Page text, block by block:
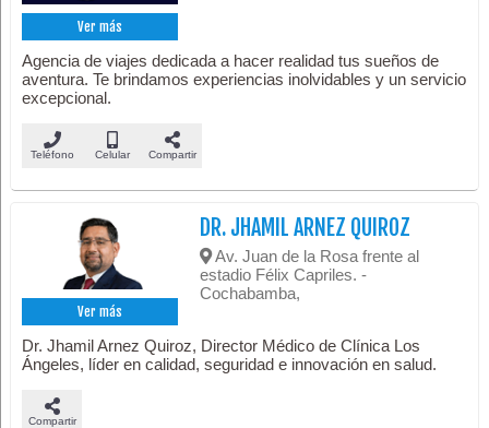
Ver más
Agencia de viajes dedicada a hacer realidad tus sueños de
aventura. Te brindamos experiencias inolvidables y un servicio
excepcional.
Teléfono Celular Compartir
Ver más
DR. JHAMIL ARNEZ QUIROZ
Av. Juan de la Rosa frente al
estadio Félix Capriles. -
Cochabamba,
Dr. Jhamil Arnez Quiroz, Director Médico de Clínica Los
Ángeles, líder en calidad, seguridad e innovación en salud.
Compartir